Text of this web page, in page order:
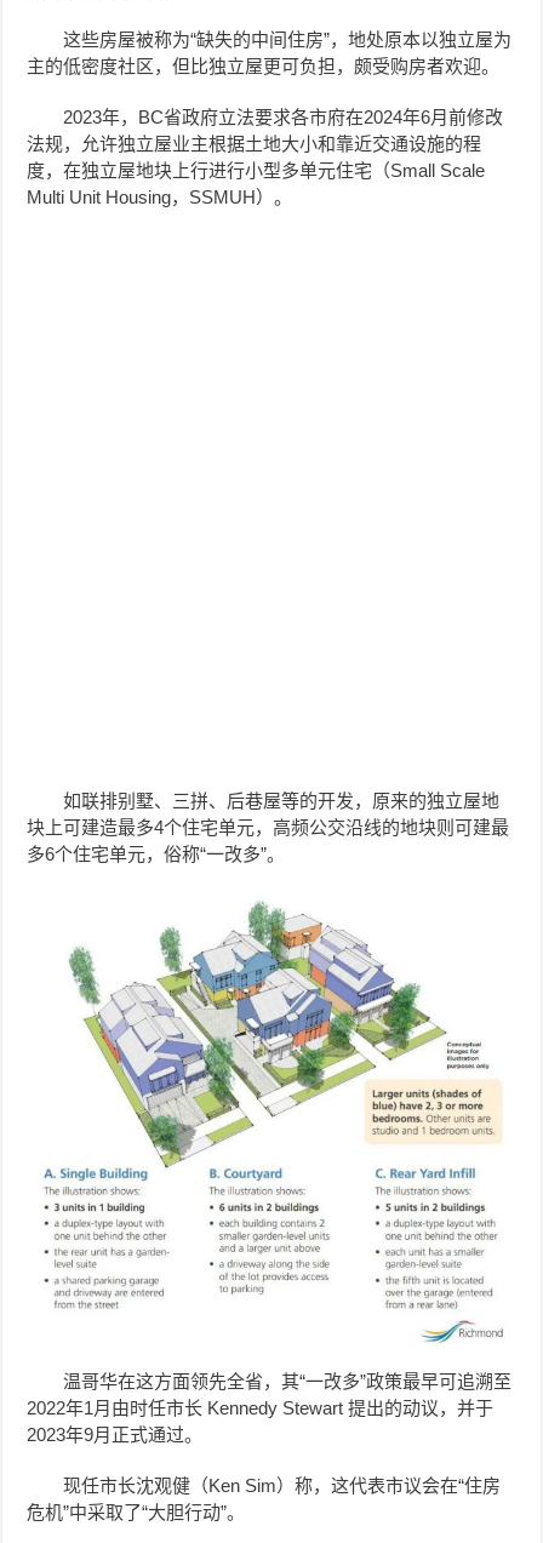
这些房屋被称为“缺失的中间住房”，地处原本以独立屋为
主的低密度社区，但比独立屋更可负担，颇受购房者欢迎。
2023年，BC省政府立法要求各市府在2024年6月前修改
法规，允许独立屋业主根据土地大小和靠近交通设施的程
度，在独立屋地块上行进行小型多单元住宅（Small Scale
Multi Unit Housing，SSMUH）。
如联排别墅、三拼、后巷屋等的开发，原来的独立屋地
块上可建造最多4个住宅单元，高频公交沿线的地块则可建最
多6个住宅单元，俗称“一改多”。
温哥华在这方面领先全省，其“一改多”政策最早可追溯至
2022年1月由时任市长 Kennedy Stewart 提出的动议，并于
2023年9月正式通过。
现任市长沈观健（Ken Sim）称，这代表市议会在“住房
危机”中采取了“大胆行动”。